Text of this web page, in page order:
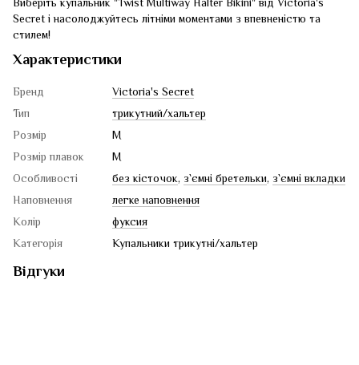
Secret і насолоджуйтесь літніми моментами з впевненістю та
стилем!
Характеристики
Бренд
Victoria's Secret
Тип
трикутний/хальтер
Розмір
M
Розмір плавок
M
Особливості
без кісточок, з`ємні бретельки, з`ємні вкладки
Наповнення
легке наповнення
Колір
фуксия
Категорія
Купальники трикутні/хальтер
Відгуки